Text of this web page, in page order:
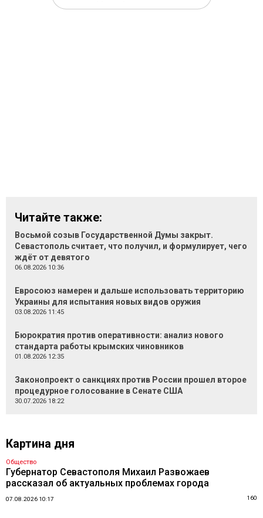
Читайте также:
Восьмой созыв Государственной Думы закрыт.
Севастополь считает, что получил, и формулирует, чего
ждёт от девятого
06.08.2026 10:36
Евросоюз намерен и дальше использовать территорию
Украины для испытания новых видов оружия
03.08.2026 11:45
Бюрократия против оперативности: анализ нового
стандарта работы крымских чиновников
01.08.2026 12:35
Законопроект о санкциях против России прошел второе
процедурное голосование в Сенате США
30.07.2026 18:22
Картина дня
Общество
Губернатор Севастополя Михаил Развожаев
рассказал об актуальных проблемах города
07.08.2026 10:17 160